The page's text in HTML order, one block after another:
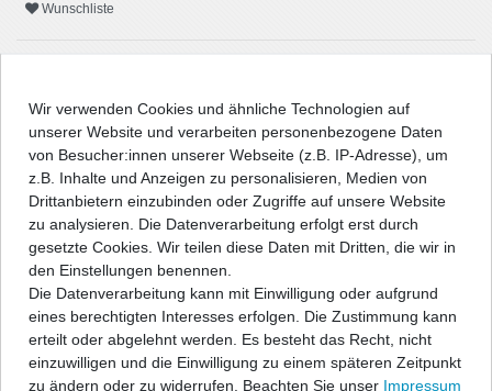
Wunschliste
Beschreibung
Technische Daten
Angaben Produktsicherheit
Wir verwenden Cookies und ähnliche Technologien auf
unserer Website und verarbeiten personenbezogene Daten
von Besucher:innen unserer Webseite (z.B. IP-Adresse), um
z.B. Inhalte und Anzeigen zu personalisieren, Medien von
Drittanbietern einzubinden oder Zugriffe auf unsere Website
zu analysieren. Die Datenverarbeitung erfolgt erst durch
gesetzte Cookies. Wir teilen diese Daten mit Dritten, die wir in
den Einstellungen benennen.
Die Datenverarbeitung kann mit Einwilligung oder aufgrund
eines berechtigten Interesses erfolgen. Die Zustimmung kann
erteilt oder abgelehnt werden. Es besteht das Recht, nicht
einzuwilligen und die Einwilligung zu einem späteren Zeitpunkt
zu ändern oder zu widerrufen. Beachten Sie unser Impressum